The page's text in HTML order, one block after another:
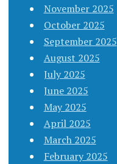
November 2025
October 2025
September 2025
August 2025
July 2025
June 2025
May 2025
April 2025
March 2025
February 2025